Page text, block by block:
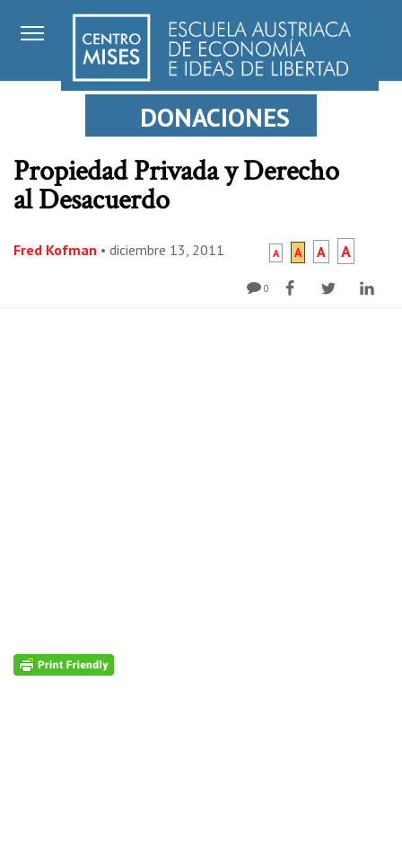
DONACIONES
Propiedad Privada y Derecho
al Desacuerdo
Fred Kofman • diciembre 13, 2011 A A A A
0